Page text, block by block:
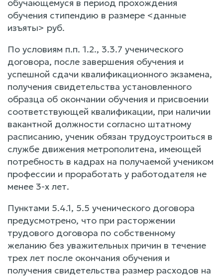
обучающемуся в период прохождения
обучения стипендию в размере <данные
изъяты> руб.
По условиям п.п. 1.2., 3.3.7 ученического
договора, после завершения обучения и
успешной сдачи квалификационного экзамена,
получения свидетельства установленного
образца об окончании обучения и присвоении
соответствующей квалификации, при наличии
вакантной должности согласно штатному
расписанию, ученик обязан трудоустроиться в
службе движения метрополитена, имеющей
потребность в кадрах на получаемой учеником
профессии и проработать у работодателя не
менее 3-х лет.
Пунктами 5.4.1, 5.5 ученического договора
предусмотрено, что при расторжении
трудового договора по собственному
желанию без уважительных причин в течение
трех лет после окончания обучения и
получения свидетельства размер расходов на